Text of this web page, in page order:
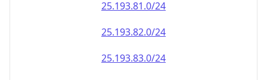
25.193.82.0/24
25.193.83.0/24